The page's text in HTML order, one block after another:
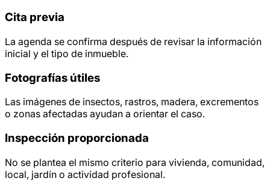
Cita previa
La agenda se confirma después de revisar la información
inicial y el tipo de inmueble.
Fotografías útiles
Las imágenes de insectos, rastros, madera, excrementos
o zonas afectadas ayudan a orientar el caso.
Inspección proporcionada
No se plantea el mismo criterio para vivienda, comunidad,
local, jardín o actividad profesional.